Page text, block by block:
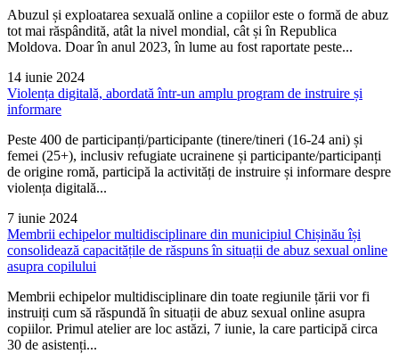
Abuzul și exploatarea sexuală online a copiilor este o formă de abuz
tot mai răspândită, atât la nivel mondial, cât și în Republica
Moldova. Doar în anul 2023, în lume au fost raportate peste...
14 iunie 2024
Violența digitală, abordată într-un amplu program de instruire și
informare
Peste 400 de participanți/participante (tinere/tineri (16-24 ani) și
femei (25+), inclusiv refugiate ucrainene și participante/participanți
de origine romă, participă la activități de instruire și informare despre
violența digitală...
7 iunie 2024
Membrii echipelor multidisciplinare din municipiul Chișinău își
consolidează capacitățile de răspuns în situații de abuz sexual online
asupra copilului
Membrii echipelor multidisciplinare din toate regiunile țării vor fi
instruiți cum să răspundă în situații de abuz sexual online asupra
copiilor. Primul atelier are loc astăzi, 7 iunie, la care participă circa
30 de asistenți...